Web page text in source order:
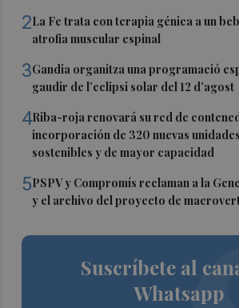
2La Fe trata con terapia génica a un
atrofia muscular espinal
3Gandia organitza una programació
gaudir de l’eclipsi solar del 12 d’agost
4Riba-roja renovará su red de
incorporación de 320 nuevas
sostenibles y de mayor capacidad
5PSPV y Compromís reclaman a la
y el archivo del proyecto de
Suscríbete al
Whatsapp